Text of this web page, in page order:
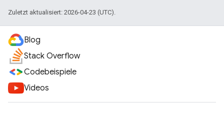
Zuletzt aktualisiert: 2026-04-23 (UTC).
Blog
Stack Overflow
Codebeispiele
Videos